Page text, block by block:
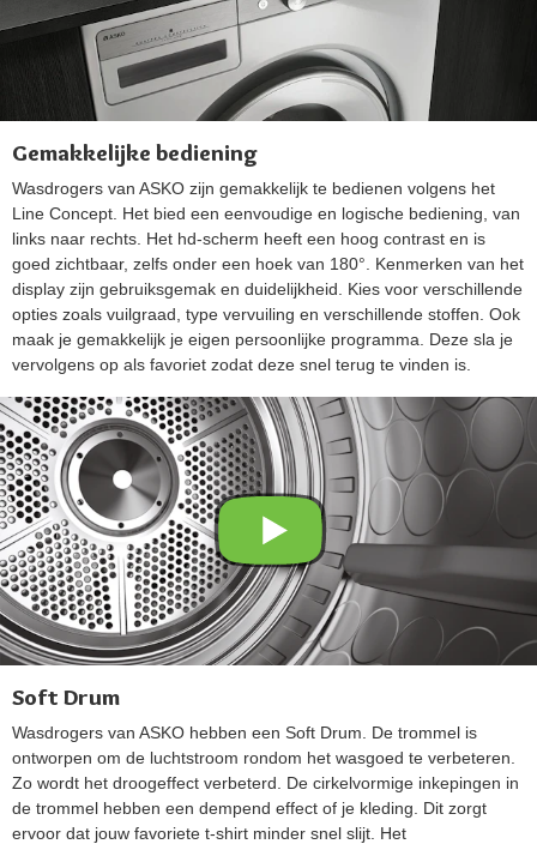
Gemakkelijke bediening
Wasdrogers van ASKO zijn gemakkelijk te bedienen volgens het
Line Concept. Het bied een eenvoudige en logische bediening, van
links naar rechts. Het hd-scherm heeft een hoog contrast en is
goed zichtbaar, zelfs onder een hoek van 180°. Kenmerken van het
display zijn gebruiksgemak en duidelijkheid. Kies voor verschillende
opties zoals vuilgraad, type vervuiling en verschillende stoffen. Ook
maak je gemakkelijk je eigen persoonlijke programma. Deze sla je
vervolgens op als favoriet zodat deze snel terug te vinden is.
Soft Drum
Wasdrogers van ASKO hebben een Soft Drum. De trommel is
ontworpen om de luchtstroom rondom het wasgoed te verbeteren.
Zo wordt het droogeffect verbeterd. De cirkelvormige inkepingen in
de trommel hebben een dempend effect of je kleding. Dit zorgt
ervoor dat jouw favoriete t-shirt minder snel slijt. Het